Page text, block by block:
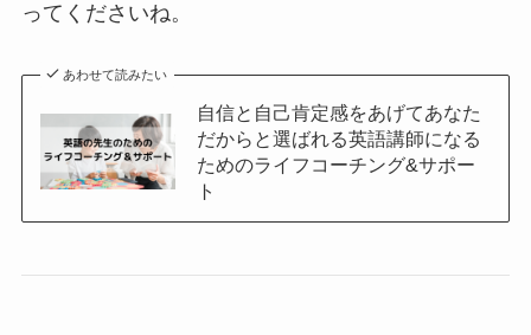
ってくださいね。
あわせて読みたい
自信と自己肯定感をあげてあなた
だからと選ばれる英語講師になる
ためのライフコーチング&サポー
ト